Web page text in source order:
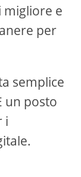
migliore e
per
semplice
un posto
i